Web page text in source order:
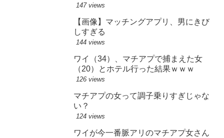
147 views
【画像】マッチングアプリ、男にきび
しすぎる
144 views
ワイ（34）、マチアプで捕まえた女
（20）とホテル行った結果ｗｗｗ
126 views
マチアプの女って調子乗りすぎじゃな
い？
124 views
ワイが今一番脈アリのマチアプ女さん